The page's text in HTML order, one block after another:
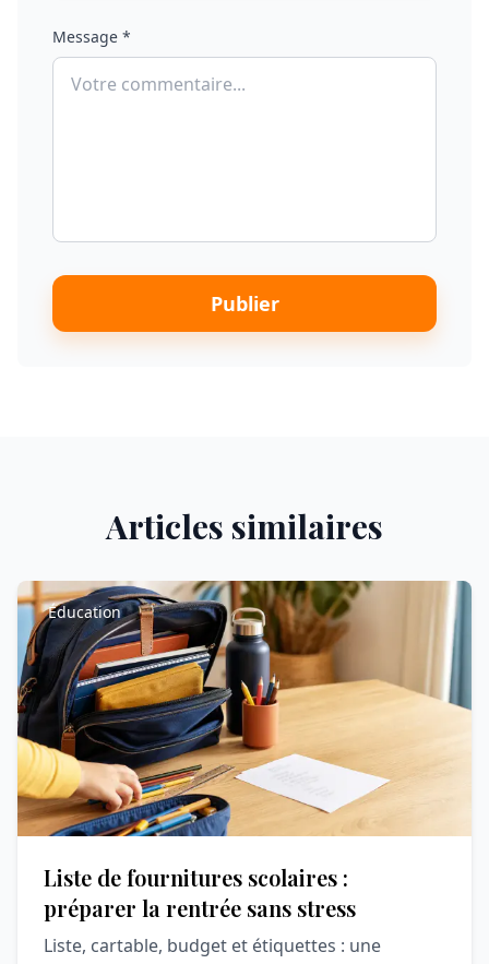
Message *
Publier
Articles similaires
Éducation
Liste de fournitures scolaires :
préparer la rentrée sans stress
Liste, cartable, budget et étiquettes : une